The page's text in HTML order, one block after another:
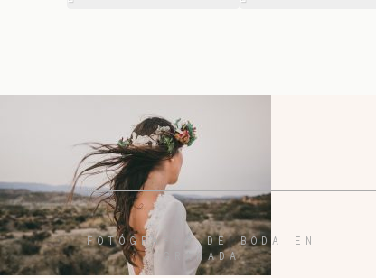
FOTÓGRAFOS DE BODA EN
GRANADA